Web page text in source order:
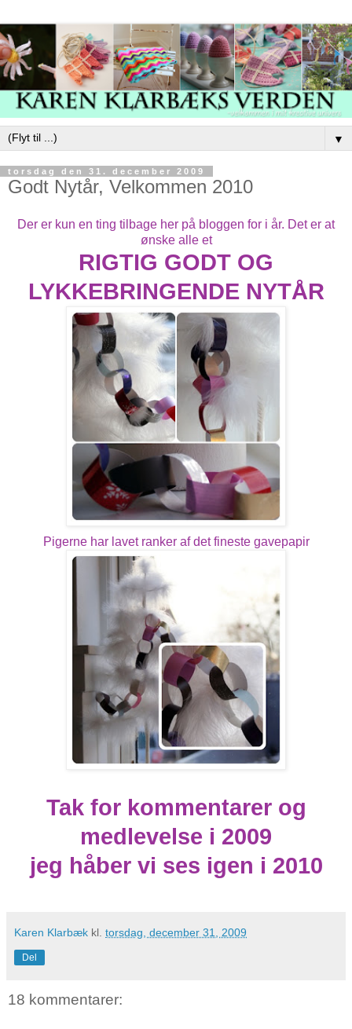
▼
torsdag den 31. december 2009
Godt Nytår, Velkommen 2010
Der er kun en ting tilbage her på bloggen for i år. Det er at
ønske alle et
RIGTIG GODT OG
LYKKEBRINGENDE NYTÅR
Pigerne har lavet ranker af det fineste gavepapir
Tak for kommentarer og
medlevelse i 2009
jeg håber vi ses igen i 2010
Karen Klarbæk kl. torsdag, december 31, 2009
Del
18 kommentarer: